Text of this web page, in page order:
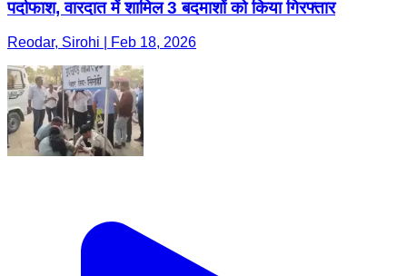
पर्दाफाश, वारदात में शामिल 3 बदमाशों को किया गिरफ्तार
Reodar, Sirohi | Feb 18, 2026